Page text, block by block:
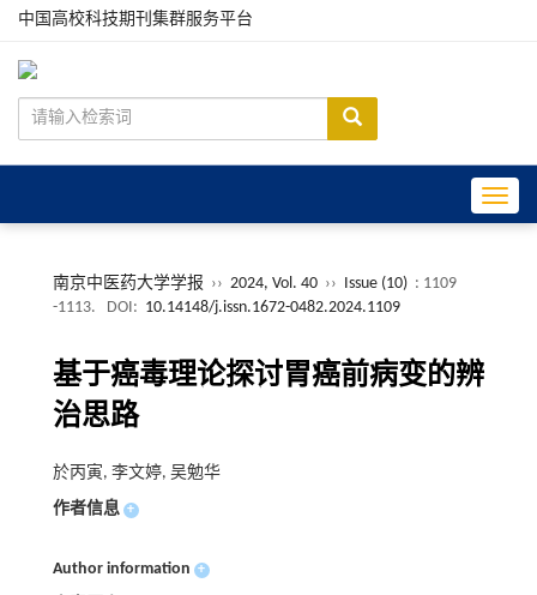
中国高校科技期刊集群服务平台
南京中医药大学学报 ›› 2024, Vol. 40 ›› Issue (10) : 1109
-1113.
DOI: 10.14148/j.issn.1672-0482.2024.1109
基于癌毒理论探讨胃癌前病变的辨
治思路
於丙寅, 李文婷, 吴勉华
作者信息 +
Author information +